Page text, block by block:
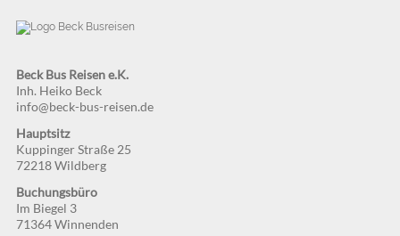
Beck Bus Reisen e.K.
Inh. Heiko Beck
info@beck-bus-reisen.de
Hauptsitz
Kuppinger Straße 25
72218 Wildberg
Buchungsbüro
Im Biegel 3
71364 Winnenden